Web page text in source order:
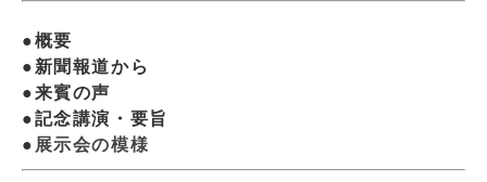
●概要
●新聞報道から
●来賓の声
●記念講演・要旨
● 展示会の模様